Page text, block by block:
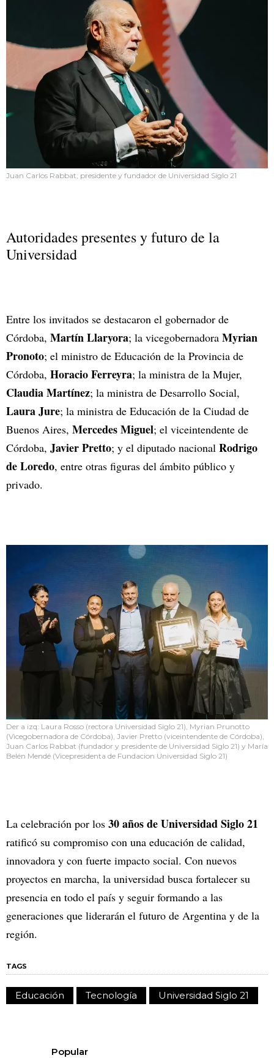
Juan Carlos Rabbat, presidente y fundador de Universidad Siglo 21
Autoridades presentes y futuro de la
Universidad
Entre los invitados se destacaron el gobernador de
Córdoba, Martín Llaryora; la vicegobernadora Myrian
Pronoto; el ministro de Educación de la Provincia de
Córdoba, Horacio Ferreyra; la ministra de la Mujer,
Claudia Martínez; la ministra de Desarrollo Social,
Laura Jure; la ministra de Educación de la Ciudad de
Buenos Aires, Mercedes Miguel; el viceintendente de
Córdoba, Javier Pretto; y el diputado nacional Rodrigo
de Loredo, entre otras figuras del ámbito público y
privado.
Der a izq: Laura Rosso (rectora Universidad Siglo 21), Myrian Prunotto
(Vicegobernadora de Córdoba), Javier Pretto (viceintendente de Córdoba),
Juan Carlos Rabbat (fundador y presidente de Universidad Siglo 21) y María
Belén Mendé (Vicepresidenta de Fundacion Universidad Siglo 21)
La celebración por los 30 años de Universidad Siglo 21
ratificó su compromiso con una educación de calidad,
innovadora y con fuerte impacto social. Con nuevos
proyectos en marcha, la universidad busca fortalecer su
presencia en todo el país y seguir formando a las
generaciones que liderarán el futuro de Argentina y de la
región.
TAGS
Educación Tecnología Universidad Siglo 21
Popular